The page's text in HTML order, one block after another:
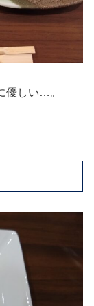
優しい…。